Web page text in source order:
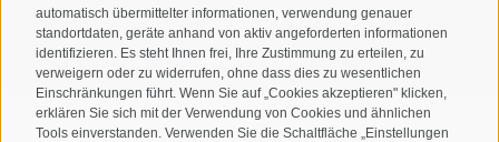
automatisch übermittelter informationen, verwendung genauer
standortdaten, geräte anhand von aktiv angeforderten informationen
identifizieren. Es steht Ihnen frei, Ihre Zustimmung zu erteilen, zu
verweigern oder zu widerrufen, ohne dass dies zu wesentlichen
Einschränkungen führt. Wenn Sie auf „Cookies akzeptieren" klicken,
erklären Sie sich mit der Verwendung von Cookies und ähnlichen
Tools einverstanden. Verwenden Sie die Schaltfläche „Einstellungen
ANMELDEN